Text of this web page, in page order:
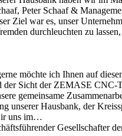
Peter Schaaf &
Ziel war es, unser
durchleuchten zu
möchte ich Ihnen auf
der Sicht der ZEMASE CNC-
gemeinsame
unserer Hausbank, der
uns im…
Gesellschafter